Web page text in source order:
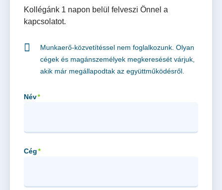
Kollégánk 1 napon belül felveszi Önnel a
kapcsolatot.
Munkaerő-közvetítéssel nem foglalkozunk. Olyan
cégek és magánszemélyek megkeresését várjuk,
akik már megállapodtak az együttműködésről.
Név*
Cég *